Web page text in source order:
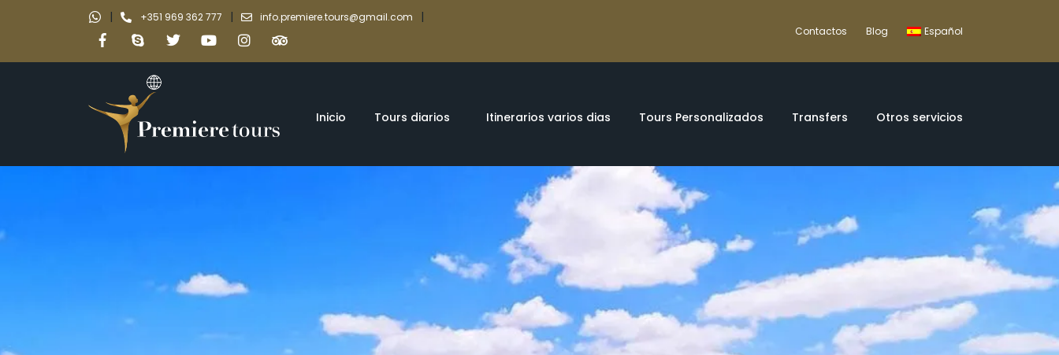
| +351 969 362 777 | info.premiere.tours@gmail.com |
Contactos Blog Español
Inicio Tours diarios Itinerarios varios dias Tours Personalizados Transfers Otros servicios